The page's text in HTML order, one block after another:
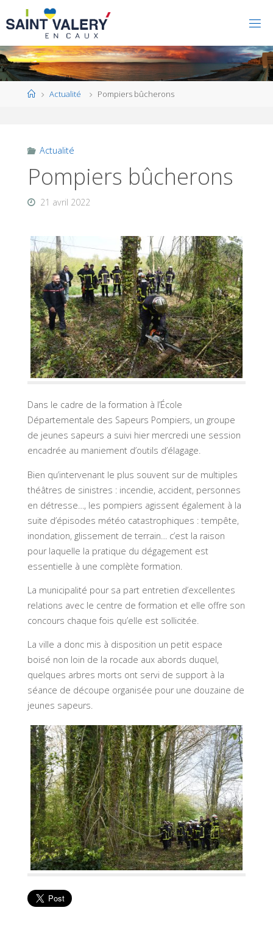
HomeActualité Pompiers bûcherons
Actualité
Pompiers bûcherons
21 avril 2022
Dans le cadre de la formation à l’École
Départementale des Sapeurs Pompiers, un groupe
de jeunes sapeurs a suivi hier mercredi une session
encadrée au maniement d’outils d’élagage.
Bien qu’intervenant le plus souvent sur de multiples
théâtres de sinistres : incendie, accident, personnes
en détresse…, les pompiers agissent également à la
suite d’épisodes météo catastrophiques : tempête,
inondation, glissement de terrain… c’est la raison
pour laquelle la pratique du dégagement est
essentielle à une complète formation.
La municipalité pour sa part entretien d’excellentes
relations avec le centre de formation et elle offre son
concours chaque fois qu’elle est sollicitée.
La ville a donc mis à disposition un petit espace
boisé non loin de la rocade aux abords duquel,
quelques arbres morts ont servi de support à la
séance de découpe organisée pour une douzaine de
jeunes sapeurs.